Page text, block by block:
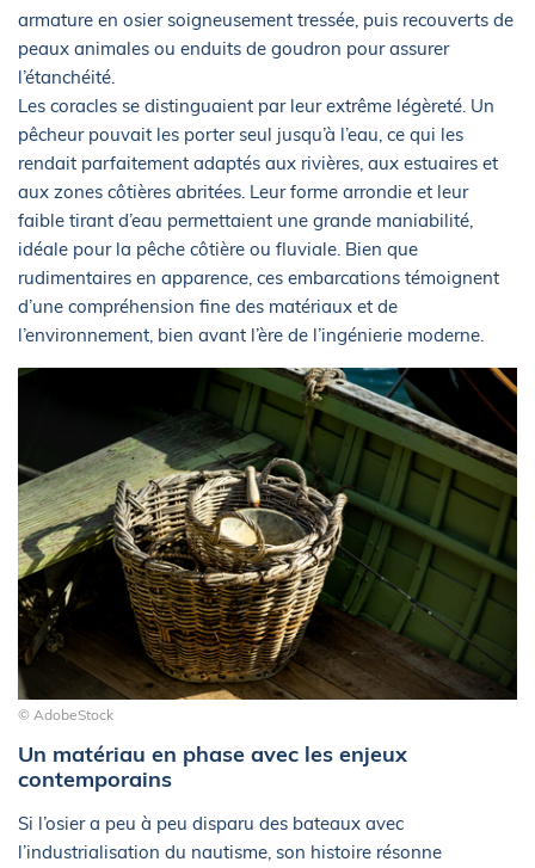
armature en osier soigneusement tressée, puis recouverts de
peaux animales ou enduits de goudron pour assurer
l’étanchéité.
Les coracles se distinguaient par leur extrême légèreté. Un
pêcheur pouvait les porter seul jusqu’à l’eau, ce qui les
rendait parfaitement adaptés aux rivières, aux estuaires et
aux zones côtières abritées. Leur forme arrondie et leur
faible tirant d’eau permettaient une grande maniabilité,
idéale pour la pêche côtière ou fluviale. Bien que
rudimentaires en apparence, ces embarcations témoignent
d’une compréhension fine des matériaux et de
l’environnement, bien avant l’ère de l’ingénierie moderne.
© AdobeStock
Un matériau en phase avec les enjeux
contemporains
Si l’osier a peu à peu disparu des bateaux avec
l’industrialisation du nautisme, son histoire résonne